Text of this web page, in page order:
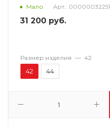
Мало Арт.: 00000032251
31 200 руб.
Размер изделия — 42
42 44